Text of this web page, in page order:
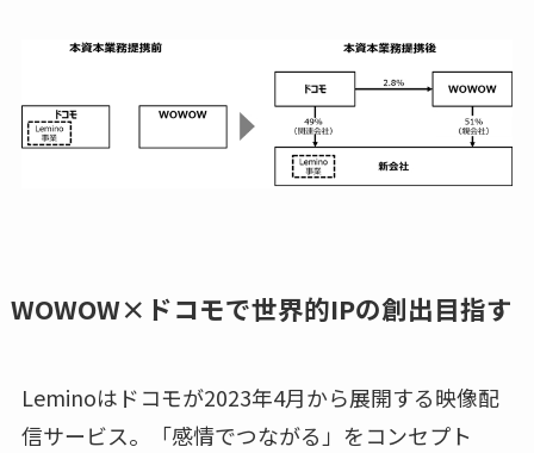
WOWOW×ドコモで世界的IPの創出目指す
Leminoはドコモが2023年4月から展開する映像配
信サービス。「感情でつながる」をコンセプト